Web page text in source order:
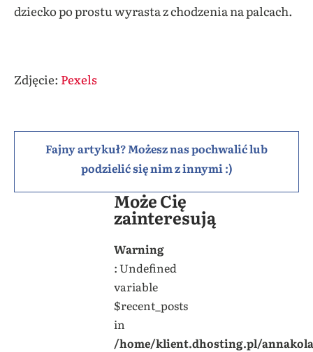
dziecko po prostu wyrasta z chodzenia na palcach.
Zdjęcie: Pexels
Fajny artykuł? Możesz nas pochwalić lub
podzielić się nim z innymi :)
Może Cię
zainteresują
Warning
: Undefined
variable
$recent_posts
in
/home/klient.dhosting.pl/